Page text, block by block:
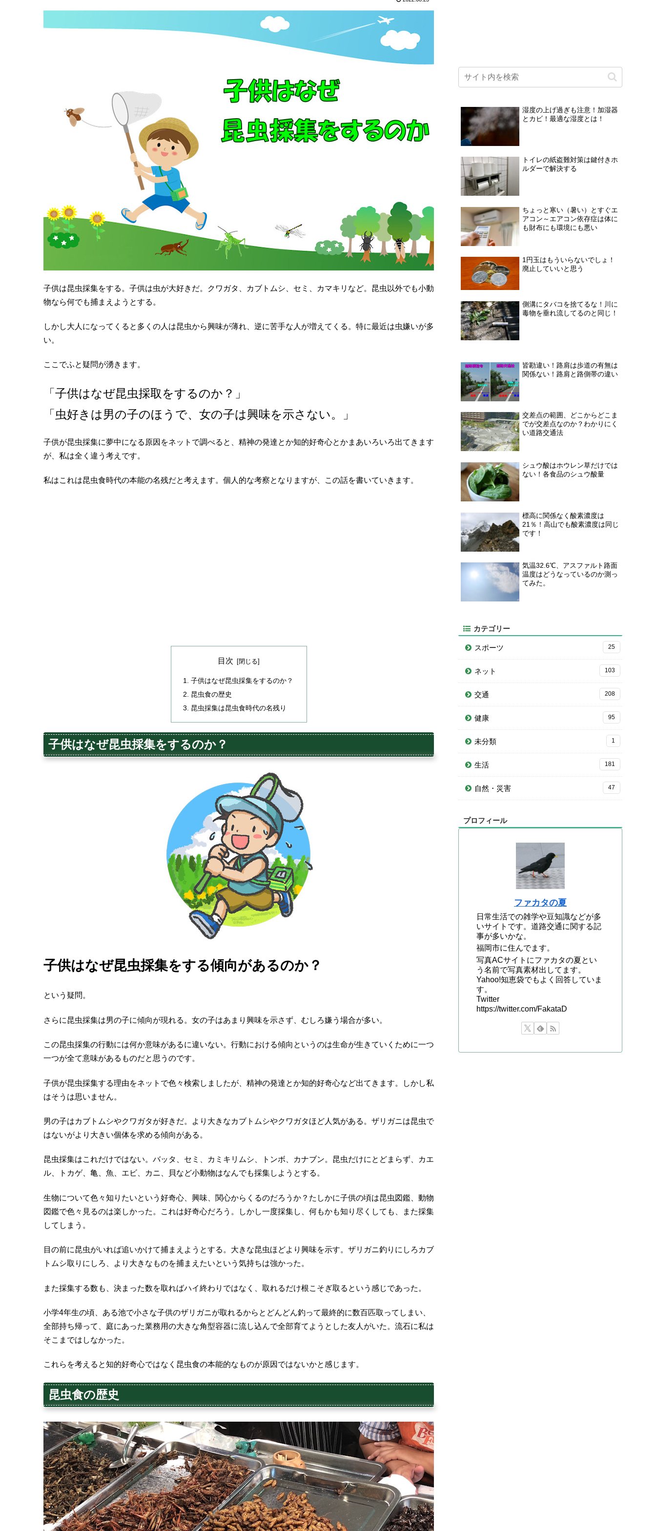
子供は昆虫採集をする。子供は虫が大好きだ。クワガタ、カブトムシ、セミ、カマキリなど。昆虫以外でも小動
物なら何でも捕まえようとする。
しかし大人になってくると多くの人は昆虫から興味が薄れ、逆に苦手な人が増えてくる。特に最近は虫嫌いが多
い。
ここでふと疑問が湧きます。
「子供はなぜ昆虫採取をするのか？」
「虫好きは男の子のほうで、女の子は興味を示さない。」
子供が昆虫採集に夢中になる原因をネットで調べると、精神の発達とか知的好奇心とかまあいろいろ出てきます
が、私は全く違う考えです。
私はこれは昆虫食時代の本能の名残だと考えます。個人的な考察となりますが、この話を書いていきます。
目次
子供はなぜ昆虫採集をするのか？
昆虫食の歴史
昆虫採集は昆虫食時代の名残り
子供はなぜ昆虫採集をするのか？
子供はなぜ昆虫採集をする傾向があるのか？
という疑問。
さらに昆虫採集は男の子に傾向が現れる。女の子はあまり興味を示さず、むしろ嫌う場合が多い。
この昆虫採集の行動には何か意味があるに違いない。行動における傾向というのは生命が生きていくために一つ
一つが全て意味があるものだと思うのです。
子供が昆虫採集する理由をネットで色々検索しましたが、精神の発達とか知的好奇心など出てきます。しかし私
はそうは思いません。
男の子はカブトムシやクワガタが好きだ。より大きなカブトムシやクワガタほど人気がある。ザリガニは昆虫で
はないがより大きい個体を求める傾向がある。
昆虫採集はこれだけではない。バッタ、セミ、カミキリムシ、トンボ、カナブン。昆虫だけにとどまらず、カエ
ル、トカゲ、亀、魚、エビ、カニ、貝など小動物はなんでも採集しようとする。
生物について色々知りたいという好奇心、興味、関心からくるのだろうか？たしかに子供の頃は昆虫図鑑、動物
図鑑で色々見るのは楽しかった。これは好奇心だろう。しかし一度採集し、何もかも知り尽くしても、また採集
してしまう。
目の前に昆虫がいれば追いかけて捕まえようとする。大きな昆虫ほどより興味を示す。ザリガニ釣りにしろカブ
トムシ取りにしろ、より大きなものを捕まえたいという気持ちは強かった。
また採集する数も、決まった数を取ればハイ終わりではなく、取れるだけ根こそぎ取るという感じであった。
小学4年生の頃、ある池で小さな子供のザリガニが取れるからとどんどん釣って最終的に数百匹取ってしまい、
全部持ち帰って、庭にあった業務用の大きな角型容器に流し込んで全部育てようとした友人がいた。流石に私は
そこまではしなかった。
これらを考えると知的好奇心ではなく昆虫食の本能的なものが原因ではないかと感じます。
昆虫食の歴史
湿度の上げ過ぎも注意！加湿器
とカビ！最適な湿度とは！
トイレの紙盗難対策は鍵付きホ
ルダーで解決する
ちょっと寒い（暑い）とすぐエ
アコン～エアコン依存症は体に
も財布にも環境にも悪い
1円玉はもういらないでしょ！
廃止していいと思う
側溝にタバコを捨てるな！川に
毒物を垂れ流してるのと同じ！
皆勘違い！路肩は歩道の有無は
関係ない！路肩と路側帯の違い
交差点の範囲、どこからどこま
でが交差点なのか？わかりにく
い道路交通法
シュウ酸はホウレン草だけでは
ない！各食品のシュウ酸量
標高に関係なく酸素濃度は
21％！高山でも酸素濃度は同じ
です！
気温32.6℃、アスファルト路面
温度はどうなっているのか測っ
てみた。
カテゴリー
スポーツ 25
ネット 103
交通 208
健康 95
未分類 1
生活 181
自然・災害 47
プロフィール
ファカタの夏
日常生活での雑学や豆知識などが多
いサイトです。道路交通に関する記
事が多いかな。
福岡市に住んでます。
写真ACサイトにファカタの夏とい
う名前で写真素材出してます。
Yahoo!知恵袋でもよく回答していま
す。
Twitter
https://twitter.com/FakataD